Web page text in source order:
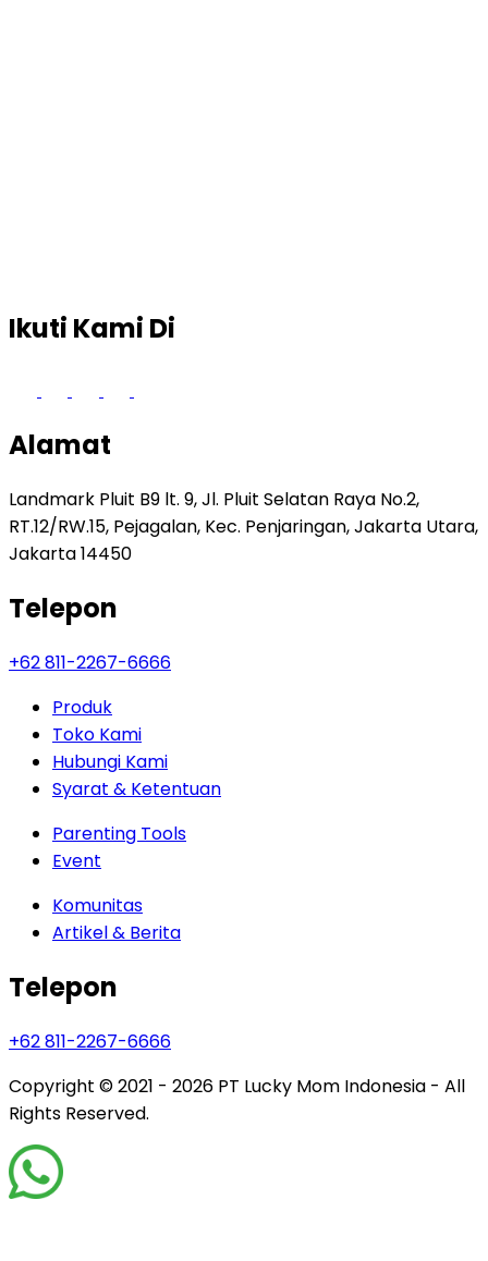
Ikuti Kami Di
Alamat
Landmark Pluit B9 lt. 9, Jl. Pluit Selatan Raya No.2,
RT.12/RW.15, Pejagalan, Kec. Penjaringan, Jakarta Utara,
Jakarta 14450
Telepon
+62 811-2267-6666
Produk
Toko Kami
Hubungi Kami
Syarat & Ketentuan
Parenting Tools
Event
Komunitas
Artikel & Berita
Telepon
+62 811-2267-6666
Copyright © 2021 - 2026 PT Lucky Mom Indonesia - All
Rights Reserved.